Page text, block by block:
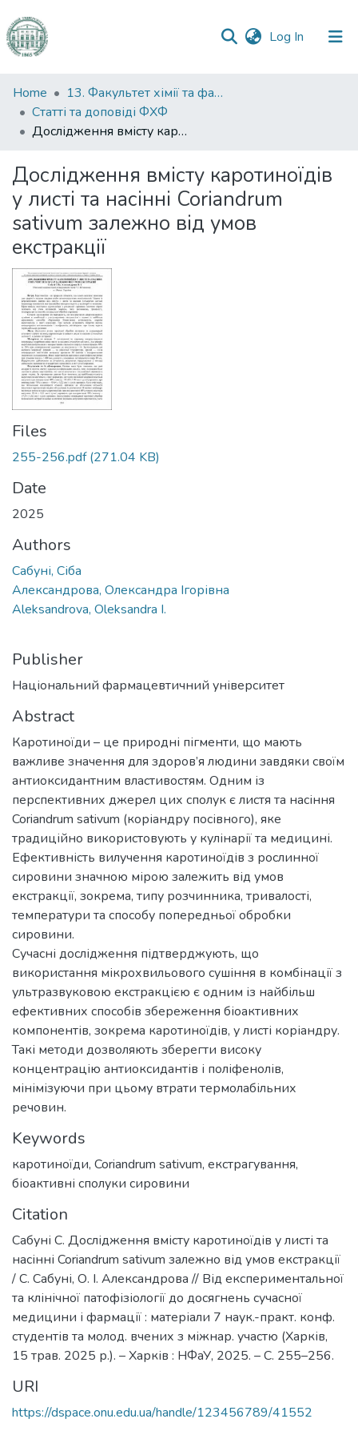
Log In (current)
Communities
&
Collections
Statistics
Home
13. Факультет хімії та фармації
Статті та доповіді ФХФ
Дослідження вмісту каротиноїдів у листі та насінні Coriandrum sativum залежно від умов екстракції
Дослідження вмісту каротиноїдів
у листі та насінні Coriandrum
sativum залежно від умов
екстракції
Files
255-256.pdf(271.04 KB)
Date
2025
Authors
Сабуні, Сіба
Александрова, Олександра Ігорівна
Aleksandrova, Oleksandra I.
Publisher
Національний фармацевтичний університет
Abstract
Каротиноїди – це природні пігменти, що мають
важливе значення для здоров’я людини завдяки своїм
антиоксидантним властивостям. Одним із
перспективних джерел цих сполук є листя та насіння
Coriandrum sativum (коріандру посівного), яке
традиційно використовують у кулінарії та медицині.
Ефективність вилучення каротиноїдів з рослинної
сировини значною мірою залежить від умов
екстракції, зокрема, типу розчинника, тривалості,
температури та способу попередньої обробки
сировини.
Сучасні дослідження підтверджують, що
використання мікрохвильового сушіння в комбінації з
ультразвуковою екстракцією є одним із найбільш
ефективних способів збереження біоактивних
компонентів, зокрема каротиноїдів, у листі коріандру.
Такі методи дозволяють зберегти високу
концентрацію антиоксидантів і поліфенолів,
мінімізуючи при цьому втрати термолабільних
речовин.
Keywords
каротиноїди, Coriandrum sativum, екстрагування,
біоактивні сполуки сировини
Citation
Сабуні С. Дослідження вмісту каротиноїдів у листі та
насінні Coriandrum sativum залежно від умов екстракції
/ С. Сабуні, О. І. Александрова // Від експериментальної
та клінічної патофізіології до досягнень сучасної
медицини і фармації : матеріали 7 наук.-практ. конф.
студентів та молод. вчених з міжнар. участю (Харків,
15 трав. 2025 р.). – Харків : НФаУ, 2025. – С. 255–256.
URI
https://dspace.onu.edu.ua/handle/123456789/41552